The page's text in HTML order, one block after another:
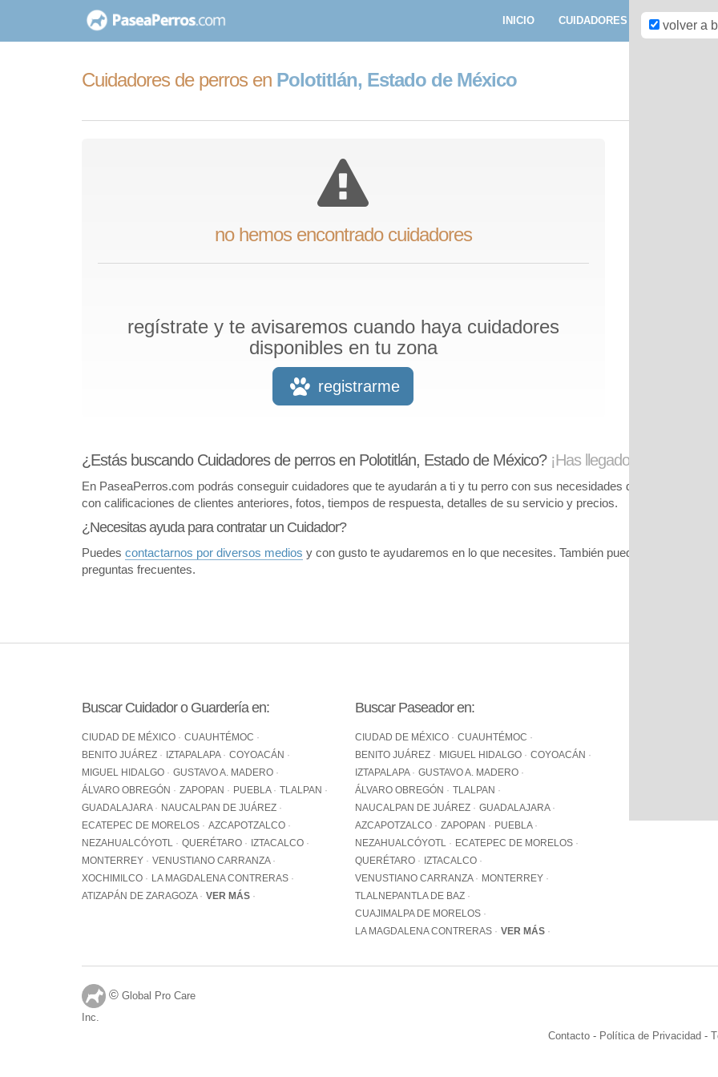
contenido
INICIO CUIDADORES
Cuidadores de perros en Polotitlán, Estado de México
no hemos encontrado cuidadores
regístrate y te avisaremos cuando haya cuidadores
disponibles en tu zona
registrarme
volver a
¿Estás buscando Cuidadores de perros en Polotitlán, Estado de México? ¡Has llegado al lugar
En PaseaPerros.com podrás conseguir cuidadores que te ayudarán a ti y tu perro con sus necesidades de cuidado.
con calificaciones de clientes anteriores, fotos, tiempos de respuesta, detalles de su servicio y precios.
¿Necesitas ayuda para contratar un Cuidador?
Puedes contactarnos por diversos medios y con gusto te ayudaremos en lo que necesites. También puedes visitar
preguntas frecuentes.
Buscar Cuidador o Guardería en:
CIUDAD DE MÉXICO
CUAUHTÉMOC
BENITO JUÁREZ
IZTAPALAPA
COYOACÁN
MIGUEL HIDALGO
GUSTAVO A. MADERO
ÁLVARO OBREGÓN
ZAPOPAN PUEBLA
TLALPAN
GUADALAJARA
NAUCALPAN DE JUÁREZ
ECATEPEC DE MORELOS
AZCAPOTZALCO
NEZAHUALCÓYOTL
QUERÉTARO
IZTACALCO
MONTERREY
VENUSTIANO CARRANZA
XOCHIMILCO
LA MAGDALENA CONTRERAS
ATIZAPÁN DE ZARAGOZA
VER MÁS
Buscar Paseador en:
CIUDAD DE MÉXICO
CUAUHTÉMOC
BENITO JUÁREZ
MIGUEL HIDALGO
COYOACÁN
IZTAPALAPA
GUSTAVO A. MADERO
ÁLVARO OBREGÓN
TLALPAN
NAUCALPAN DE JUÁREZ
GUADALAJARA
AZCAPOTZALCO
ZAPOPAN
PUEBLA
NEZAHUALCÓYOTL
ECATEPEC DE MORELOS
QUERÉTARO
IZTACALCO
VENUSTIANO CARRANZA
MONTERREY
TLALNEPANTLA DE BAZ
CUAJIMALPA DE MORELOS
LA MAGDALENA CONTRERAS
VER MÁS
Contacto - Política de Privacidad -
© Global Pro Care
Inc.